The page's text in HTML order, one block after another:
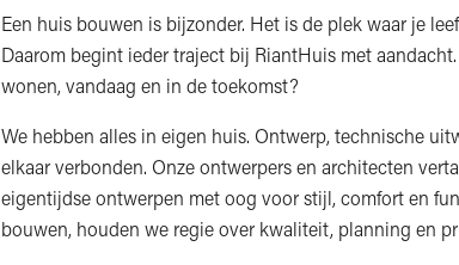
Een huis bouwen is bijzonder. Het is de plek waar je
Daarom begint ieder traject bij RiantHuis met
wonen, vandaag en in de toekomst?
We hebben alles in eigen huis. Ontwerp, technische
elkaar verbonden. Onze ontwerpers en architecten
eigentijdse ontwerpen met oog voor stijl, comfort en
bouwen, houden we regie over kwaliteit, planning en